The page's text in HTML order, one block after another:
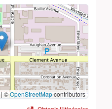
| ©OpenStreetMapcontributors